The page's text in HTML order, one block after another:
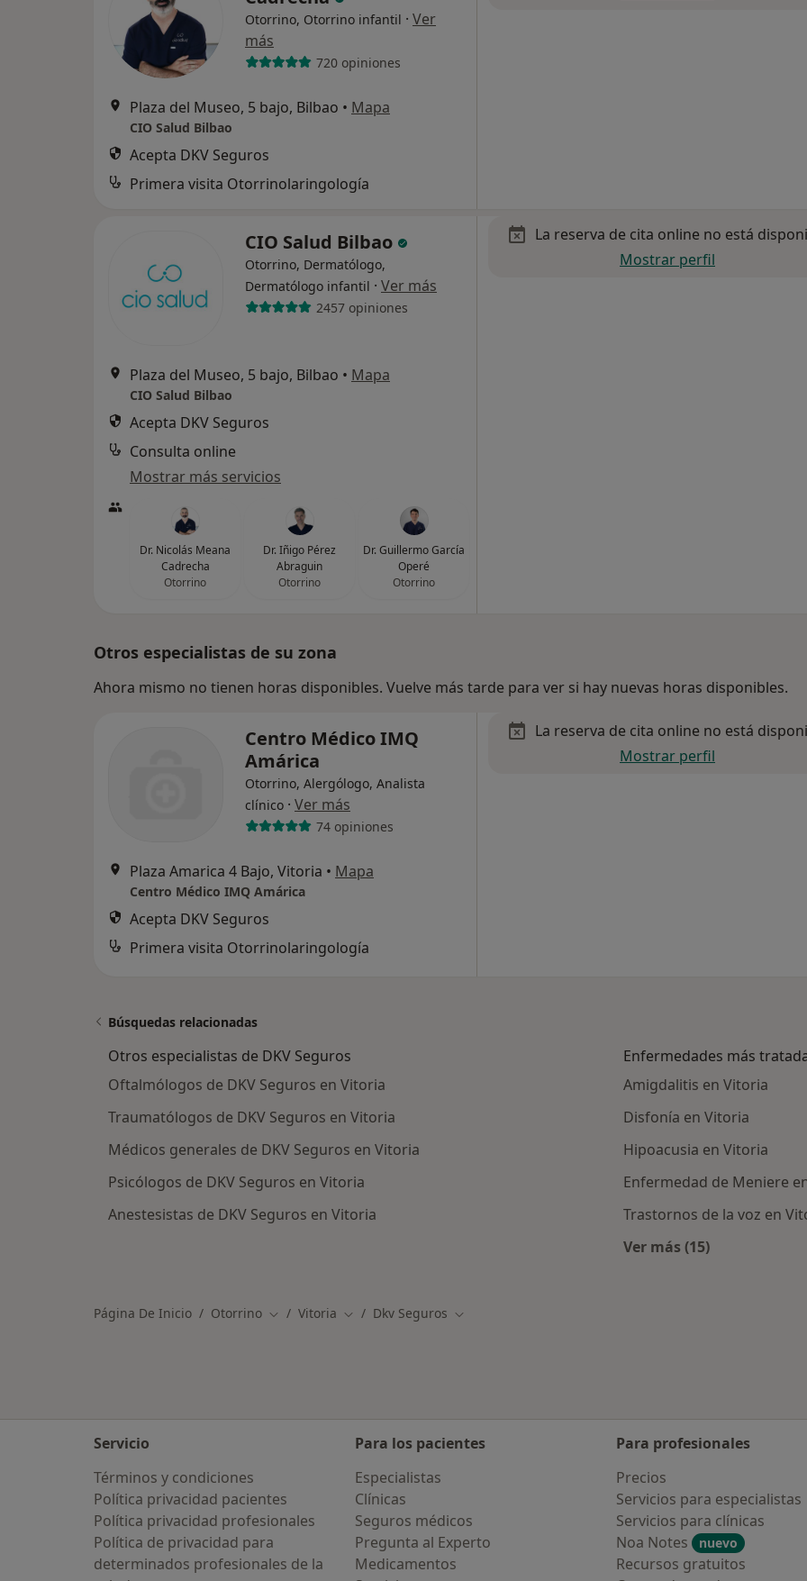
Otorrino, Otorrino infantil · Ver
más
720 opiniones
Plaza del Museo, 5 bajo, Bilbao • Mapa
CIO Salud Bilbao
Acepta DKV Seguros
Primera visita Otorrinolaringología
CIO Salud Bilbao
Otorrino, Dermatólogo,
Dermatólogo infantil · Ver más
2457 opiniones
Plaza del Museo, 5 bajo, Bilbao • Mapa
CIO Salud Bilbao
Acepta DKV Seguros
Consulta online
Mostrar más servicios
Dr. Nicolás Meana
Cadrecha
Otorrino
Dr. Iñigo Pérez
Abraguin
Otorrino
Dr. Guillermo García
Operé
Otorrino
La reserva de cita online no está
Mostrar perfil
Otros especialistas de su zona
Ahora mismo no tienen horas disponibles. Vuelve más tarde para ver si hay nuevas horas disponibles.
Centro Médico IMQ
Amárica
Otorrino, Alergólogo, Analista
clínico · Ver más
74 opiniones
Plaza Amarica 4 Bajo, Vitoria • Mapa
Centro Médico IMQ Amárica
Acepta DKV Seguros
Primera visita Otorrinolaringología
La reserva de cita online no está
Mostrar perfil
Búsquedas relacionadas
Otros especialistas de DKV Seguros
Oftalmólogos de DKV Seguros en Vitoria
Traumatólogos de DKV Seguros en Vitoria
Médicos generales de DKV Seguros en Vitoria
Psicólogos de DKV Seguros en Vitoria
Anestesistas de DKV Seguros en Vitoria
Enfermedades más
Amigdalitis en Vitoria
Disfonía en Vitoria
Hipoacusia en Vitoria
Enfermedad de Meniere
Trastornos de la voz en
Ver más (15)
Página De Inicio Otorrino Cambiar de ciudad
Vitoria Cambiar de ciudad
Dkv Seguros Cambiar de ciudad
Servicio
Términos y condiciones
Política privacidad pacientes
Política privacidad profesionales
Política de privacidad para
determinados profesionales de la
Para los pacientes
Especialistas
Clínicas
Seguros médicos
Pregunta al Experto
Medicamentos
Para profesionales
Precios
Servicios para especialistas
Servicios para clínicas
Noa Notes
nuevo
Recursos gratuitos